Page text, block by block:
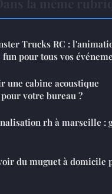
Trucks RC :
pour tous vos
une cabine acoustique
votre bureau ?
rh à marseille :
du muguet à domicile